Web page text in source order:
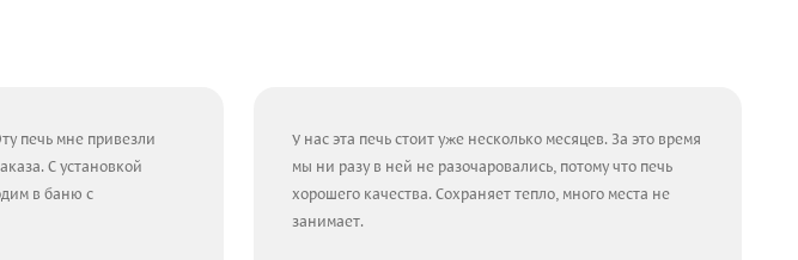
печь мне привезли
С установкой
в баню с
У нас эта печь стоит уже несколько месяцев. За это время
мы ни разу в ней не разочаровались, потому что печь
хорошего качества. Сохраняет тепло, много места не
занимает.